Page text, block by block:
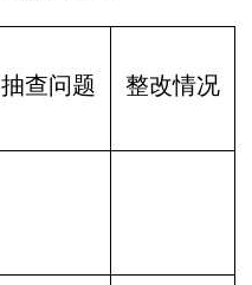
抽查问题 整改情况